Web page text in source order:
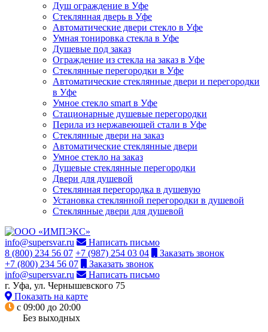
Душ ограждение в Уфе
Стеклянная дверь в Уфе
Автоматические двери стекло в Уфе
Умная тонировка стекла в Уфе
Душевые под заказ
Ограждение из стекла на заказ в Уфе
Стеклянные перегородки в Уфе
Автоматические стеклянные двери и перегородки
в Уфе
Умное стекло smart в Уфе
Стационарные душевые перегородки
Перила из нержавеющей стали в Уфе
Стеклянные двери на заказ
Автоматические стеклянные двери
Умное стекло на заказ
Душевые стеклянные перегородки
Двери для душевой
Стеклянная перегородка в душевую
Установка стеклянной перегородки в душевой
Стеклянные двери для душевой
info@supersvar.ru
Написать письмо
8 (800) 234 56 07 +7 (987) 254 03 04
Заказать звонок
+7 (800) 234 56 07
Заказать звонок
info@supersvar.ru
Написать письмо
г. Уфа, ул. Чернышевского 75
Показать на карте
с 09:00 до 20:00
Без выходных